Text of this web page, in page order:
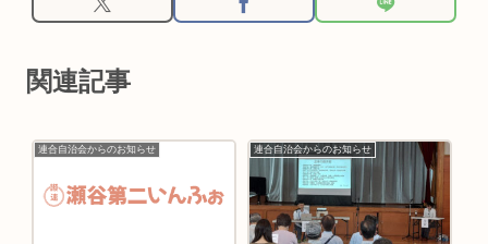
関連記事
連合自治会からのお知らせ 連合自治会からのお知らせ